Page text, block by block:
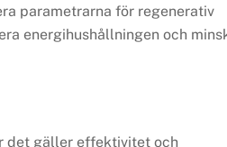
parametrarna för regenerativ
energihushållningen och
det gäller effektivitet och